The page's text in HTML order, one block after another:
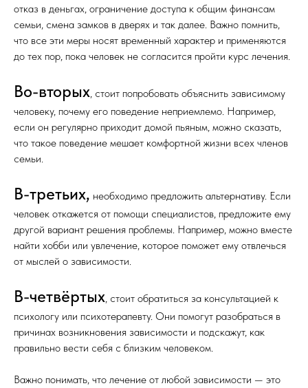
отказ в деньгах, ограничение доступа к общим финансам
семьи, смена замков в дверях и так далее. Важно помнить,
что все эти меры носят временный характер и применяются
до тех пор, пока человек не согласится пройти курс лечения.
Во-вторых, стоит попробовать объяснить зависимому
человеку, почему его поведение неприемлемо. Например,
если он регулярно приходит домой пьяным, можно сказать,
что такое поведение мешает комфортной жизни всех членов
семьи.
В-третьих, необходимо предложить альтернативу. Если
человек откажется от помощи специалистов, предложите ему
другой вариант решения проблемы. Например, можно вместе
найти хобби или увлечение, которое поможет ему отвлечься
от мыслей о зависимости.
В-четвёртых, стоит обратиться за консультацией к
психологу или психотерапевту. Они помогут разобраться в
причинах возникновения зависимости и подскажут, как
правильно вести себя с близким человеком.
Важно понимать, что лечение от любой зависимости — это